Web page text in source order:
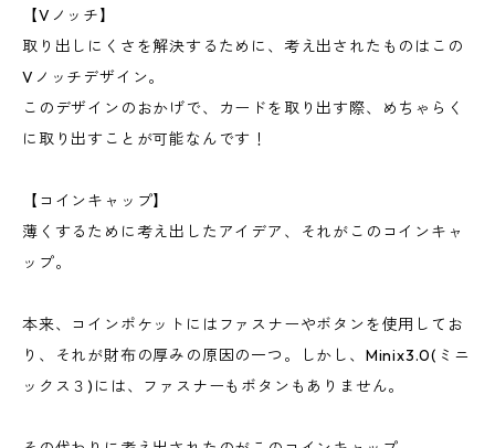
【Vノッチ】
取り出しにくさを解決するために、考え出されたものはこの
Vノッチデザイン。
このデザインのおかげで、カードを取り出す際、めちゃらく
に取り出すことが可能なんです！
【コインキャップ】
薄くするために考え出したアイデア、それがこのコインキャ
ップ。
本来、コインポケットにはファスナーやボタンを使用してお
り、それが財布の厚みの原因の一つ。しかし、Minix3.0(ミニ
ックス３)には、ファスナーもボタンもありません。